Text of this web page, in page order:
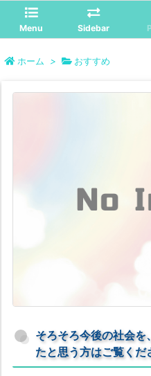
Menu Sidebar
ホーム > おすすめ
そろそろ今後の社会
たと思う方はご覧くだ